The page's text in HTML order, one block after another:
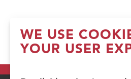
WE USE
YOUR USER